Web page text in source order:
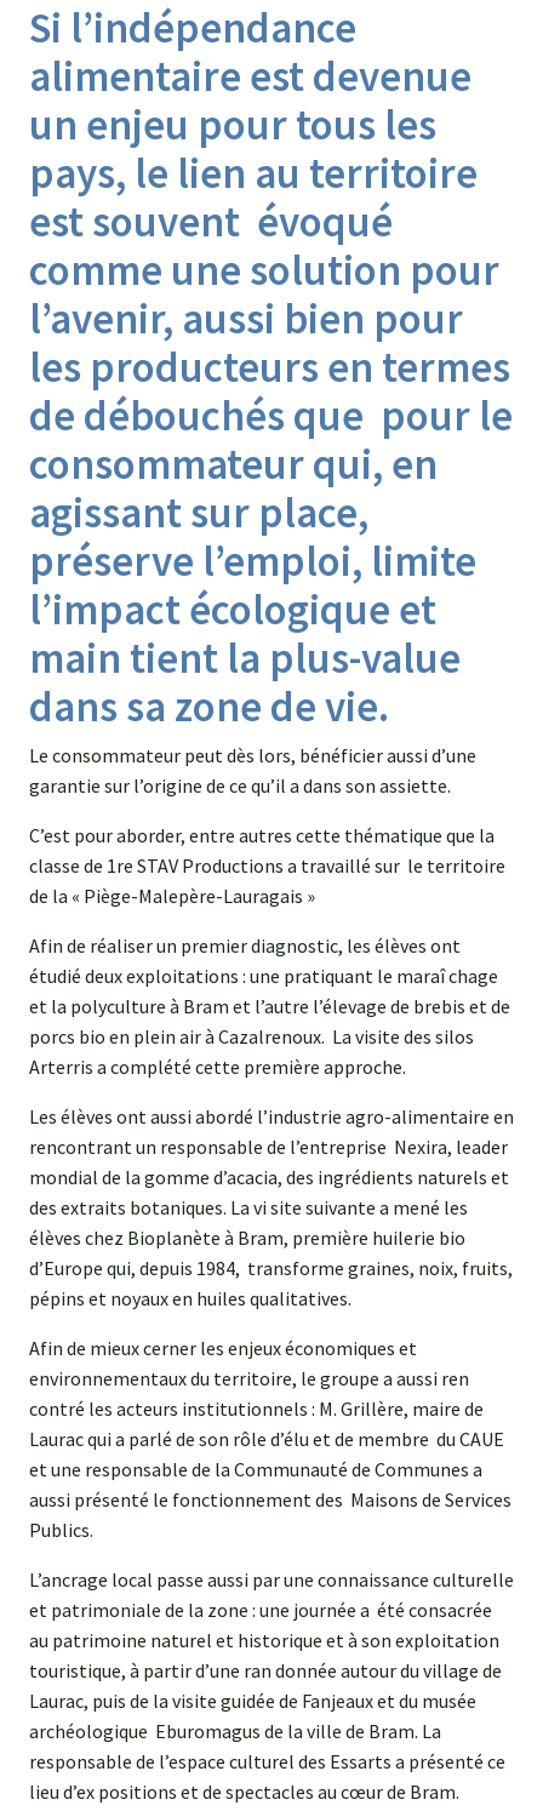
Si l’indépendance
alimentaire est devenue
un enjeu pour tous les
pays, le lien au territoire
est souvent évoqué
comme une solution pour
l’avenir, aussi bien pour
les producteurs en termes
de débouchés que pour le
consommateur qui, en
agissant sur place,
préserve l’emploi, limite
l’impact écologique et
main tient la plus-value
dans sa zone de vie.
Le consommateur peut dès lors, bénéficier aussi d’une
garantie sur l’origine de ce qu’il a dans son assiette.
C’est pour aborder, entre autres cette thématique que la
classe de 1re STAV Productions a travaillé sur le territoire
de la « Piège-Malepère-Lauragais »
Afin de réaliser un premier diagnostic, les élèves ont
étudié deux exploitations : une pratiquant le maraî chage
et la polyculture à Bram et l’autre l’élevage de brebis et de
porcs bio en plein air à Cazalrenoux. La visite des silos
Arterris a complété cette première approche.
Les élèves ont aussi abordé l’industrie agro-alimentaire en
rencontrant un responsable de l’entreprise Nexira, leader
mondial de la gomme d’acacia, des ingrédients naturels et
des extraits botaniques. La vi site suivante a mené les
élèves chez Bioplanète à Bram, première huilerie bio
d’Europe qui, depuis 1984, transforme graines, noix, fruits,
pépins et noyaux en huiles qualitatives.
Afin de mieux cerner les enjeux économiques et
environnementaux du territoire, le groupe a aussi ren
contré les acteurs institutionnels : M. Grillère, maire de
Laurac qui a parlé de son rôle d’élu et de membre du CAUE
et une responsable de la Communauté de Communes a
aussi présenté le fonctionnement des Maisons de Services
Publics.
L’ancrage local passe aussi par une connaissance culturelle
et patrimoniale de la zone : une journée a été consacrée
au patrimoine naturel et historique et à son exploitation
touristique, à partir d’une ran donnée autour du village de
Laurac, puis de la visite guidée de Fanjeaux et du musée
archéologique Eburomagus de la ville de Bram. La
responsable de l’espace culturel des Essarts a présenté ce
lieu d’ex positions et de spectacles au cœur de Bram.